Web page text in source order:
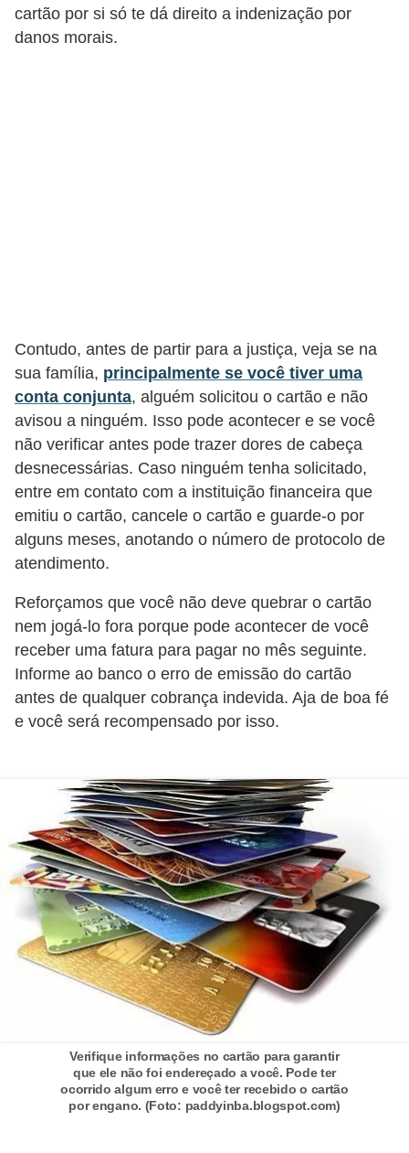
cartão por si só te dá direito a indenização por
danos morais.
Contudo, antes de partir para a justiça, veja se na
sua família, principalmente se você tiver uma
conta conjunta, alguém solicitou o cartão e não
avisou a ninguém. Isso pode acontecer e se você
não verificar antes pode trazer dores de cabeça
desnecessárias. Caso ninguém tenha solicitado,
entre em contato com a instituição financeira que
emitiu o cartão, cancele o cartão e guarde-o por
alguns meses, anotando o número de protocolo de
atendimento.
Reforçamos que você não deve quebrar o cartão
nem jogá-lo fora porque pode acontecer de você
receber uma fatura para pagar no mês seguinte.
Informe ao banco o erro de emissão do cartão
antes de qualquer cobrança indevida. Aja de boa fé
e você será recompensado por isso.
Verifique informações no cartão para garantir
que ele não foi endereçado a você. Pode ter
ocorrido algum erro e você ter recebido o cartão
por engano. (Foto: paddyinba.blogspot.com)
b
i
r
é
d
t
o
e
d
é
b
i
t
o
E
a
ç
ã
o
f
i